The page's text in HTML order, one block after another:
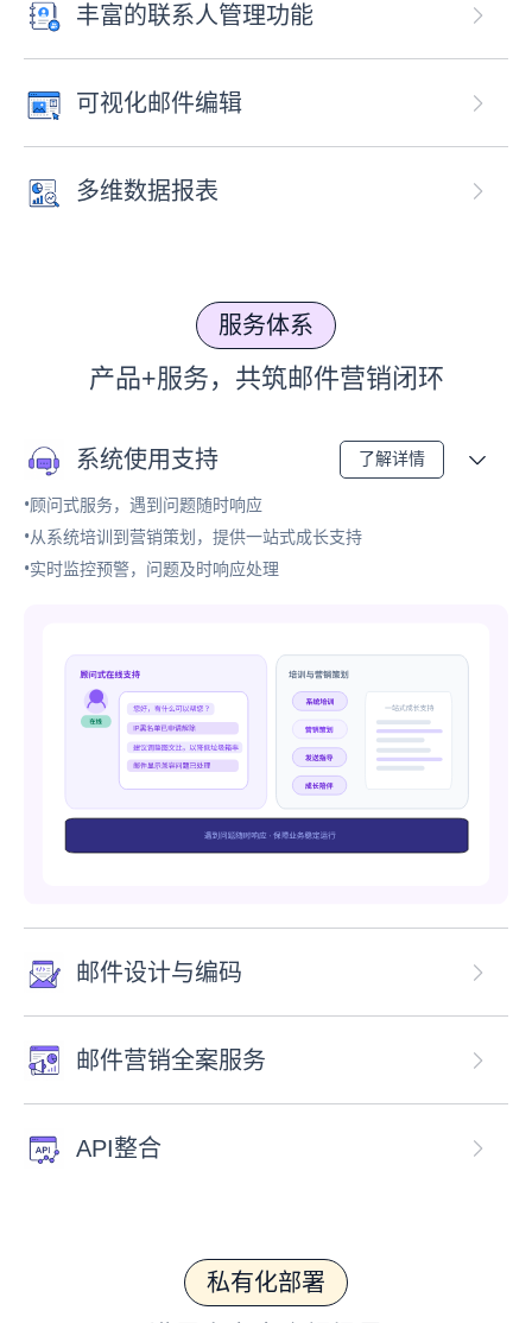
丰富的联系人管理功能
可视化邮件编辑
多维数据报表
服务体系
产品+服务，共筑邮件营销闭环
系统使用支持 了解详情
•顾问式服务，遇到问题随时响应
•从系统培训到营销策划，提供一站式成长支持
•实时监控预警，问题及时响应处理
邮件设计与编码
邮件营销全案服务
API整合
私有化部署